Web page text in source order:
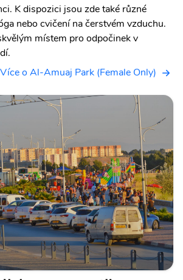
K dispozici jsou zde také různé
nebo cvičení na čerstvém vzduchu.
místem pro odpočinek v
Více o Al-Amuaj Park (Female Only)